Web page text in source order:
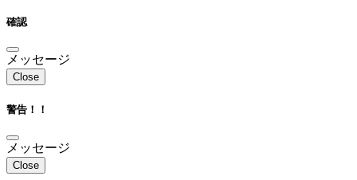
確認
メッセージ
Close
警告！！
メッセージ
Close